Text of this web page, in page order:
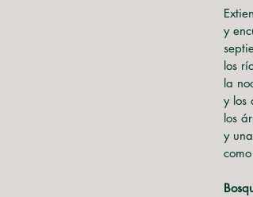
y
los
la
y los
los
y